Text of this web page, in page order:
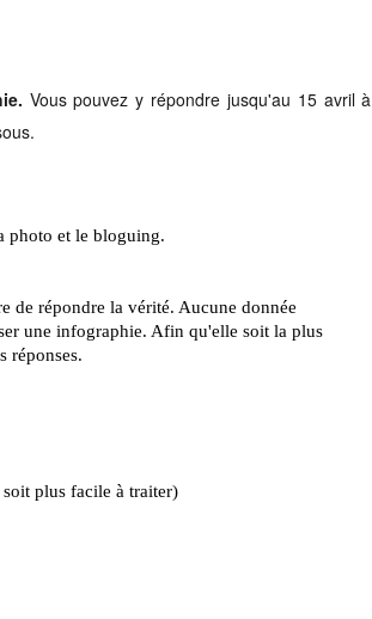
Vous pouvez y répondre jusqu'au 15 avril à